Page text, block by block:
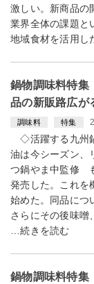
激しい。新商品の
業界全体の課題
地域食材を活用
鍋物調味料特
品の新販路広が
調味料 特集
◇活躍する九州
油は今シーズン、
つ鍋やま中監修
発売した。これを
始めた。同品につ
さらにその後味噌
…続きを読む
鍋物調味料特